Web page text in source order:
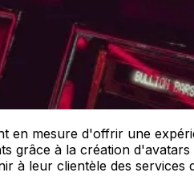
en mesure d'offrir une
grâce à la création
à leur clientèle des